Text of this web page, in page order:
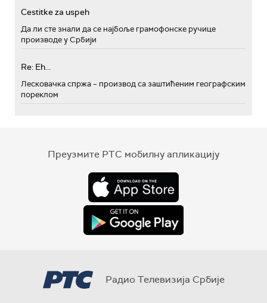
Cestitke za uspeh
Да ли сте знали да се најбоље грамофонске ручице
производе у Србији
Re: Eh...
Лесковачка спржа – производ са заштићеним географским
пореклом
Преузмите РТС мобилну апликацију
Радио Телевизија Србије